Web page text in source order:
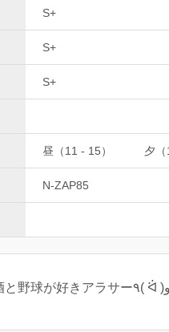
S+
S+
S+
昼（11 - 15） 夕（
N-ZAP85
ゲームと音楽とお酒と野球が好きアラサー٩( ᐛ )و